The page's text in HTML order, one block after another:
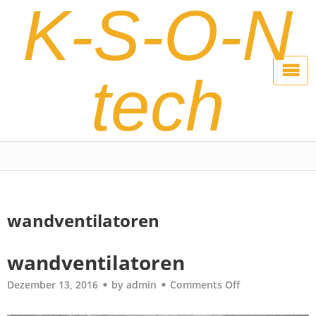
K-S-O-N
tech
wandventilatoren
wandventilatoren
Dezember 13, 2016 by admin Comments Off